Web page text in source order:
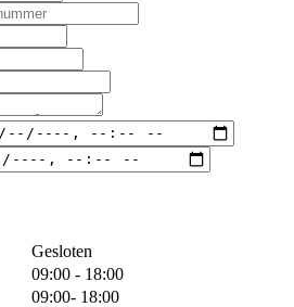
Gesloten
09:00 - 18:00
09:00- 18:00